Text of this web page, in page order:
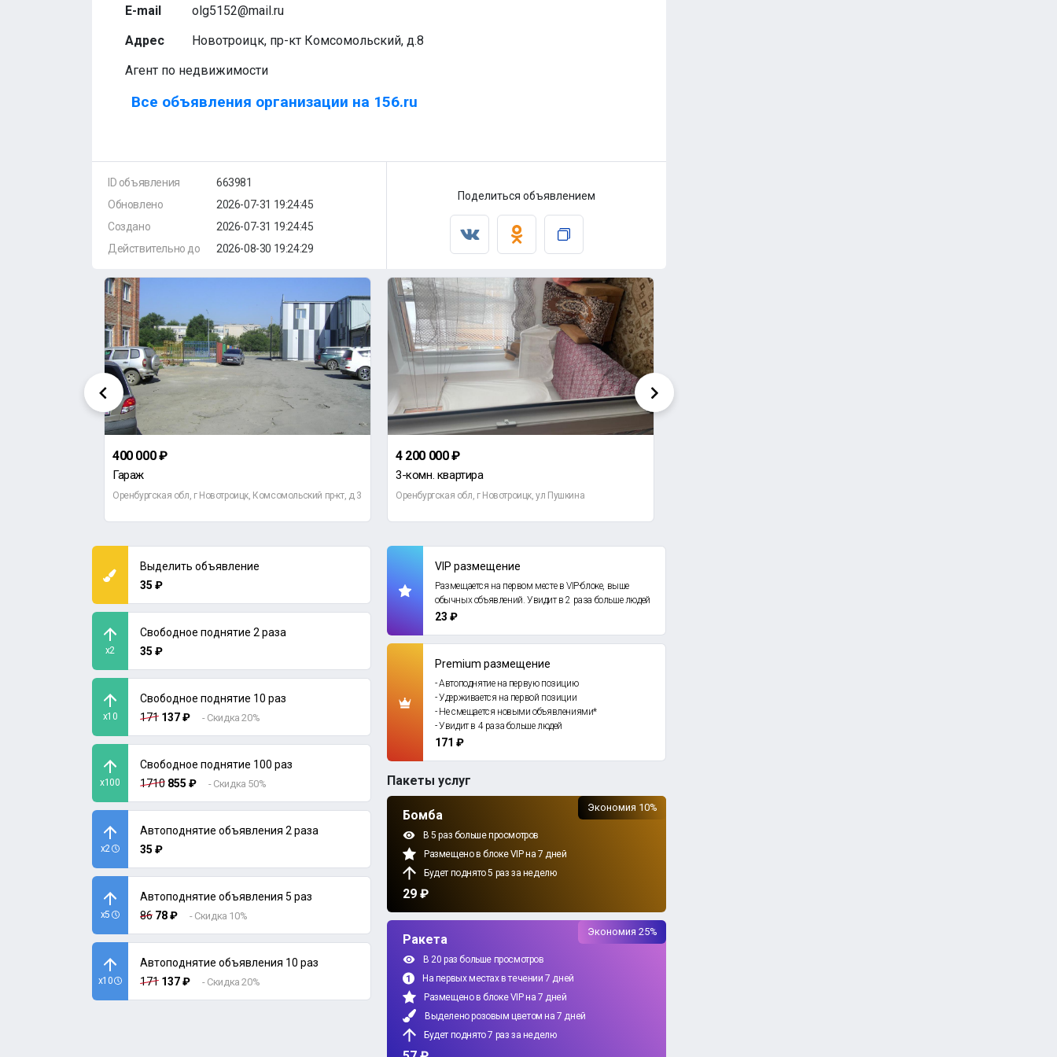
E-mail
olg5152@mail.ru
Адрес
Новотроицк, пр-кт Комсомольский, д.8
Агент по недвижимости
Все объявления организации на 156.ru
ID объявления
Обновлено
Создано
Действительно до
663981
2026-07-31 19:24:45
2026-07-31 19:24:45
2026-08-30 19:24:29
Поделиться объявлением
400 000 ₽
Гараж
Оренбургская обл, г Новотроицк, Комсомольский пр-кт, д 3
4 200 000 ₽
3-комн. квартира
Оренбургская обл, г Новотроицк, ул Пушкина
Выделить объявление
35 ₽
x2
Свободное поднятие 2 раза
35 ₽
x10
Свободное поднятие 10 раз
171 137 ₽ - Скидка 20%
x100
Свободное поднятие 100 раз
1710 855 ₽ - Скидка 50%
x2
Автоподнятие объявления 2 раза
35 ₽
x5
Автоподнятие объявления 5 раз
86 78 ₽ - Скидка 10%
x10
Автоподнятие объявления 10 раз
171 137 ₽ - Скидка 20%
VIP размещение
Размещается на первом месте в VIP-блоке, выше
обычных объявлений. Увидит в 2 раза больше людей
23 ₽
Premium размещение
- Автоподнятие на первую позицию
- Удерживается на первой позиции
- Не смещается новыми объявлениями*
- Увидит в 4 раза больше людей
171 ₽
Пакеты услуг
Бомба
В 5 раз больше просмотров
Размещено в блоке VIP на 7 дней
Будет поднято 5 раз за неделю
29 ₽
Экономия 10%
Ракета
В 20 раз больше просмотров
На первых местах в течении 7 дней
Размещено в блоке VIP на 7 дней
Выделено розовым цветом на 7 дней
Будет поднято 7 раз за неделю
Экономия 25%